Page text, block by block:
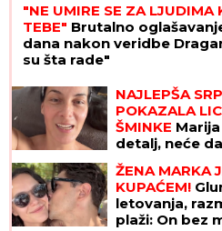
"NE UMIRE SE ZA LJUDIMA
TEBE" Brutalno
dana nakon veridbe
su šta rade"
NAJLEPŠA
POKAZALA
ŠMINKE
detalj, neće
"Tretman mi
(FOTO)
ŽENA MARKA
KUPAĆEM!
letovanja,
plaži: On bez